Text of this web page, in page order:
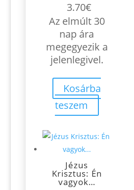
3.70€
Az elmúlt 30
nap ára
megegyezik a
jelenlegivel.
Kosárba
teszem
Jézus
Krisztus: Én
vagyok…